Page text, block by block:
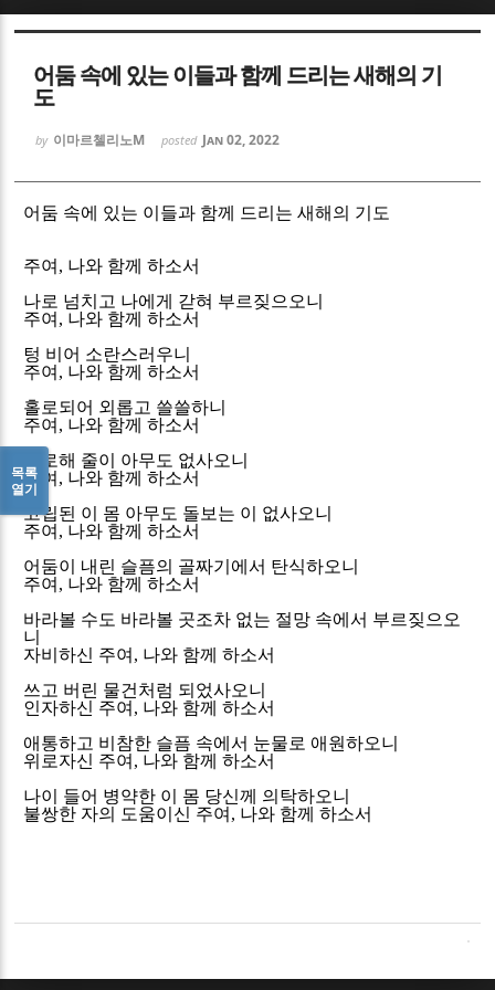
어둠 속에 있는 이들과 함께 드리는 새해의 기
도
by 이마르첼리노M posted Jan 02, 2022
어둠 속에 있는 이들과 함께 드리는 새해의 기도
주여 , 나와 함께 하소서
나로 넘치고 나에게 갇혀 부르짖으오니
주여 , 나와 함께 하소서
텅 비어 소란스러우니
주여 , 나와 함께 하소서
홀로되어 외롭고 쓸쓸하니
주여 , 나와 함께 하소서
위로해 줄이 아무도 없사오니
주여 , 나와 함께 하소서
고립된 이 몸 아무도 돌보는 이 없사오니
주여 , 나와 함께 하소서
어둠이 내린 슬픔의 골짜기에서 탄식하오니
주여 , 나와 함께 하소서
바라볼 수도 바라볼 곳조차 없는 절망 속에서 부르짖으오
니
자비하신 주여 , 나와 함께 하소서
쓰고 버린 물건처럼 되었사오니
인자하신 주여 , 나와 함께 하소서
애통하고 비참한 슬픔 속에서 눈물로 애원하오니
위로자신 주여 , 나와 함께 하소서
나이 들어 병약한 이 몸 당신께 의탁하오니
불쌍한 자의 도움이신 주여 , 나와 함께 하소서
목록
열기
Sketchbook5, 스케치북5
Sketchbook5, 스케치북5
Sketchbook5, 스케치북5
Sketchbook5, 스케치북5